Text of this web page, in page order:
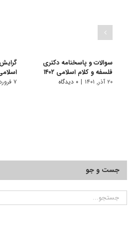
سوالات و پاسخنامه دکتری
فلسفه و کلام اسلامی ۱۴۰۲
۲۰ آذر, ۱۴۰۱ | ۰ دیدگاه ۷ فروردین, ۱۴۰۱
جست و جو
جستجو